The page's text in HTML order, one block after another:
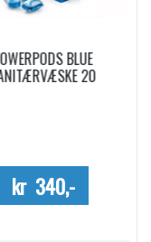
BLUE
20
kr 340,-